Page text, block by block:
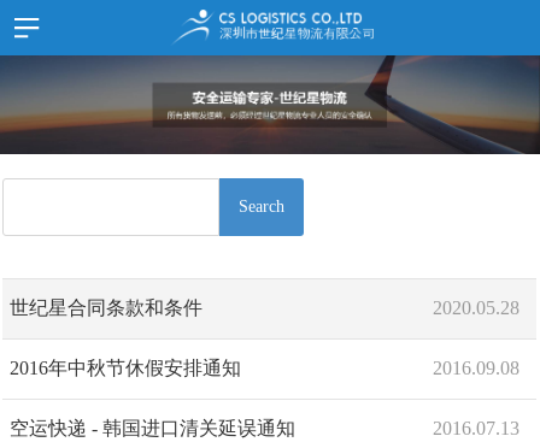
HOME SITEMAP
JOIN LOGIN
中文
公司介绍
服务项目
货物追踪
文档样式
在线留言
推广资料
Search
世纪星合同条款和条件 2020.05.28
2016年中秋节休假安排通知 2016.09.08
空运快递 - 韩国进口清关延误通知 2016.07.13